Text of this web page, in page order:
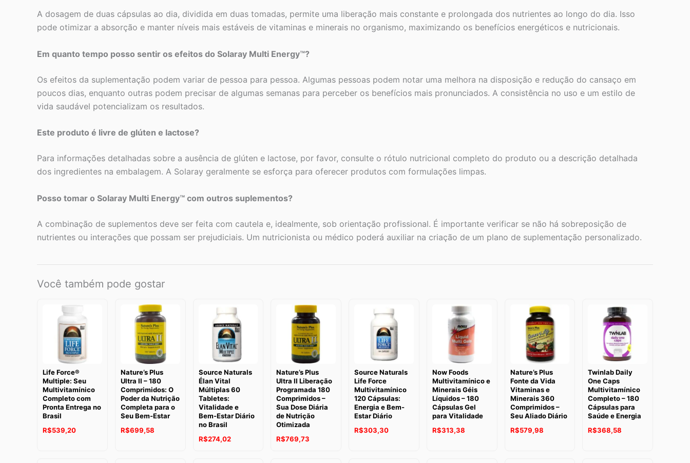
A dosagem de duas cápsulas ao dia, dividida em duas tomadas, permite uma liberação mais constante e prolongada dos nutrientes ao longo do dia. Isso
pode otimizar a absorção e manter níveis mais estáveis de vitaminas e minerais no organismo, maximizando os benefícios energéticos e nutricionais.
Em quanto tempo posso sentir os efeitos do Solaray Multi Energy™?
Os efeitos da suplementação podem variar de pessoa para pessoa. Algumas pessoas podem notar uma melhora na disposição e redução do cansaço em
poucos dias, enquanto outras podem precisar de algumas semanas para perceber os benefícios mais pronunciados. A consistência no uso e um estilo de
vida saudável potencializam os resultados.
Este produto é livre de glúten e lactose?
Para informações detalhadas sobre a ausência de glúten e lactose, por favor, consulte o rótulo nutricional completo do produto ou a descrição detalhada
dos ingredientes na embalagem. A Solaray geralmente se esforça para oferecer produtos com formulações limpas.
Posso tomar o Solaray Multi Energy™ com outros suplementos?
A combinação de suplementos deve ser feita com cautela e, idealmente, sob orientação profissional. É importante verificar se não há sobreposição de
nutrientes ou interações que possam ser prejudiciais. Um nutricionista ou médico poderá auxiliar na criação de um plano de suplementação personalizado.
Você também pode gostar
Life Force®
Multiple: Seu
Multivitamínico
Completo com
Pronta Entrega no
Brasil
R$539,20
Nature’s Plus
Ultra II – 180
Comprimidos: O
Poder da Nutrição
Completa para o
Seu Bem-Estar
R$699,58
Source Naturals
Élan Vital
Múltiplas 60
Tabletes:
Vitalidade e
Bem-Estar Diário
no Brasil
R$274,02
Nature’s Plus
Ultra II Liberação
Programada 180
Comprimidos –
Sua Dose Diária
de Nutrição
Otimizada
R$769,73
Source Naturals
Life Force
Multivitamínico
120 Cápsulas:
Energia e Bem-
Estar Diário
R$303,30
Now Foods
Multivitamínico e
Minerais Géis
Líquidos – 180
Cápsulas Gel
para Vitalidade
R$313,38
Nature’s Plus
Fonte da Vida
Vitaminas e
Minerais 360
Comprimidos –
Seu Aliado Diário
R$579,98
Twinlab Daily
One Caps
Multivitamínico
Completo – 180
Cápsulas para
Saúde e Energia
R$368,58